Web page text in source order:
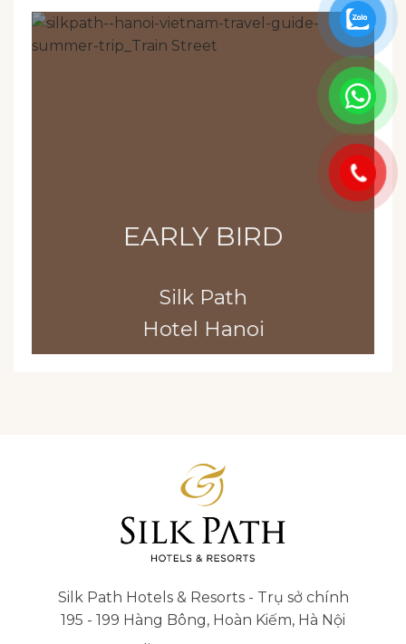
EARLY BIRD
Silk Path
Hotel Hanoi
Silk Path Hotels & Resorts - Trụ sở chính
195 - 199 Hàng Bông, Hoàn Kiếm, Hà Nội